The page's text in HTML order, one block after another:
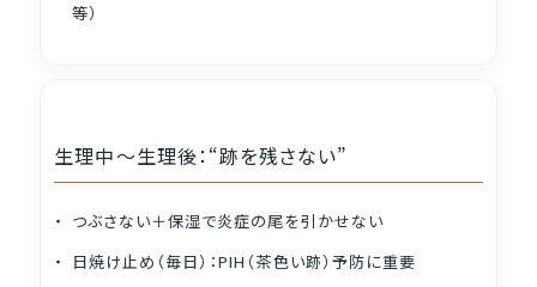
等）
生理中〜生理後：“跡を残さない”
つぶさない＋保湿で炎症の尾を引かせない
日焼け止め（毎日）：PIH（茶色い跡）予防に重要